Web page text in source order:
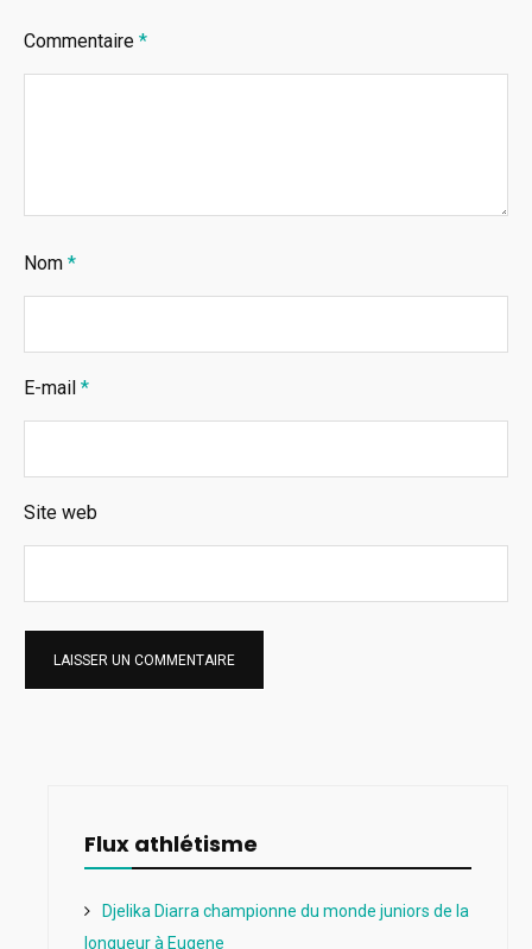
Commentaire *
Nom *
E-mail *
Site web
Flux athlétisme
Djelika Diarra championne du monde juniors de la
longueur à Eugene